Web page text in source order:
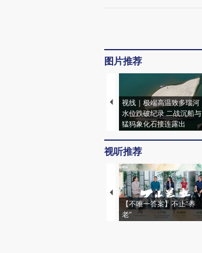
图片推荐
视线｜极端高温致多瑙河
水位跌破纪录 二战沉船与
猛犸象化石接连露出
视听推荐
【不唯一答案】不止“养
老”